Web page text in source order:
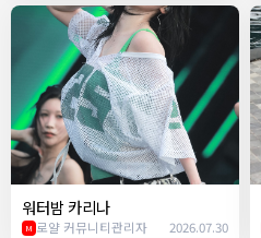
워터밤 카리나
M 로얄 커뮤니티관리자 2026.07.30